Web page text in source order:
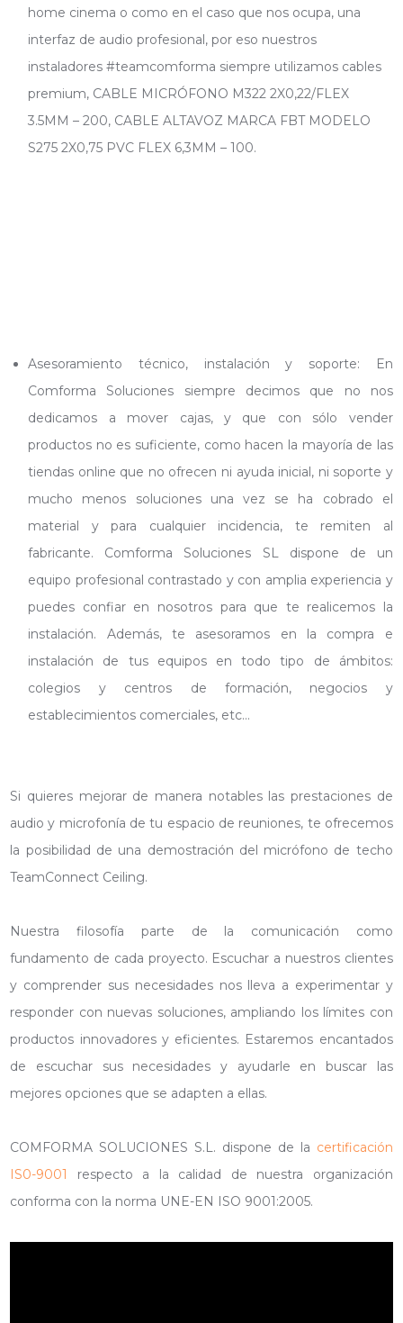
home cinema o como en el caso que nos ocupa, una
interfaz de audio profesional, por eso nuestros
instaladores #teamcomforma siempre utilizamos cables
premium, CABLE MICRÓFONO M322 2X0,22/FLEX
3.5MM – 200, CABLE ALTAVOZ MARCA FBT MODELO
S275 2X0,75 PVC FLEX 6,3MM – 100.
Asesoramiento técnico, instalación y soporte: En
Comforma Soluciones siempre decimos que no nos
dedicamos a mover cajas, y que con sólo vender
productos no es suficiente, como hacen la mayoría de las
tiendas online que no ofrecen ni ayuda inicial, ni soporte y
mucho menos soluciones una vez se ha cobrado el
material y para cualquier incidencia, te remiten al
fabricante. Comforma Soluciones SL dispone de un
equipo profesional contrastado y con amplia experiencia y
puedes confiar en nosotros para que te realicemos la
instalación. Además, te asesoramos en la compra e
instalación de tus equipos en todo tipo de ámbitos:
colegios y centros de formación, negocios y
establecimientos comerciales, etc…
Si quieres mejorar de manera notables las prestaciones de
audio y microfonía de tu espacio de reuniones, te ofrecemos
la posibilidad de una demostración del micrófono de techo
TeamConnect Ceiling.
Nuestra filosofía parte de la comunicación como
fundamento de cada proyecto. Escuchar a nuestros clientes
y comprender sus necesidades nos lleva a experimentar y
responder con nuevas soluciones, ampliando los límites con
productos innovadores y eficientes. Estaremos encantados
de escuchar sus necesidades y ayudarle en buscar las
mejores opciones que se adapten a ellas.
COMFORMA SOLUCIONES S.L. dispone de la certificación
IS0-9001
respecto a la calidad de nuestra organización
conforma con la norma UNE-EN ISO 9001:2005.